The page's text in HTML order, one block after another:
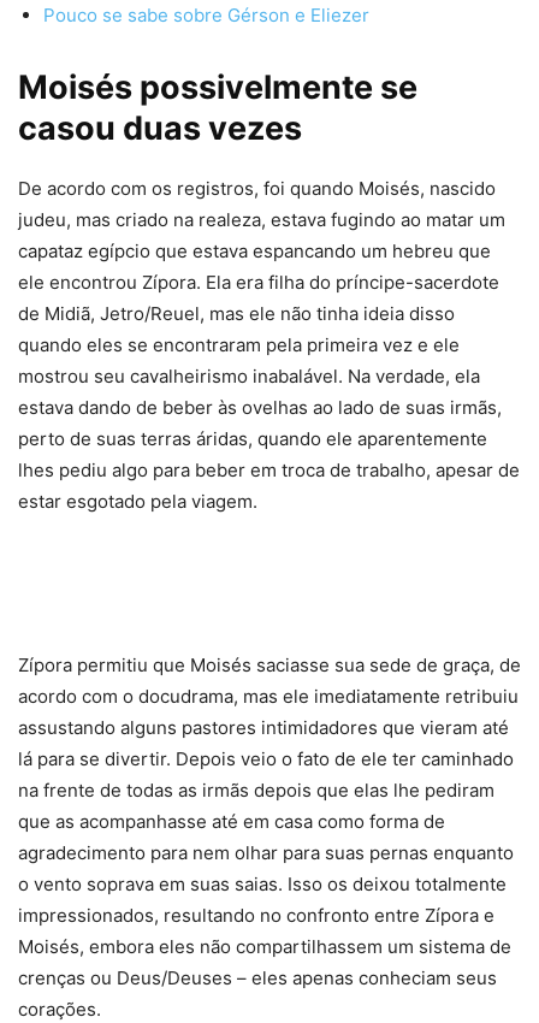
Pouco se sabe sobre Gérson e Eliezer
Moisés possivelmente se
casou duas vezes
De acordo com os registros, foi quando Moisés, nascido
judeu, mas criado na realeza, estava fugindo ao matar um
capataz egípcio que estava espancando um hebreu que
ele encontrou Zípora. Ela era filha do príncipe-sacerdote
de Midiã, Jetro/Reuel, mas ele não tinha ideia disso
quando eles se encontraram pela primeira vez e ele
mostrou seu cavalheirismo inabalável. Na verdade, ela
estava dando de beber às ovelhas ao lado de suas irmãs,
perto de suas terras áridas, quando ele aparentemente
lhes pediu algo para beber em troca de trabalho, apesar de
estar esgotado pela viagem.
Zípora permitiu que Moisés saciasse sua sede de graça, de
acordo com o docudrama, mas ele imediatamente retribuiu
assustando alguns pastores intimidadores que vieram até
lá para se divertir. Depois veio o fato de ele ter caminhado
na frente de todas as irmãs depois que elas lhe pediram
que as acompanhasse até em casa como forma de
agradecimento para nem olhar para suas pernas enquanto
o vento soprava em suas saias. Isso os deixou totalmente
impressionados, resultando no confronto entre Zípora e
Moisés, embora eles não compartilhassem um sistema de
crenças ou Deus/Deuses – eles apenas conheciam seus
corações.